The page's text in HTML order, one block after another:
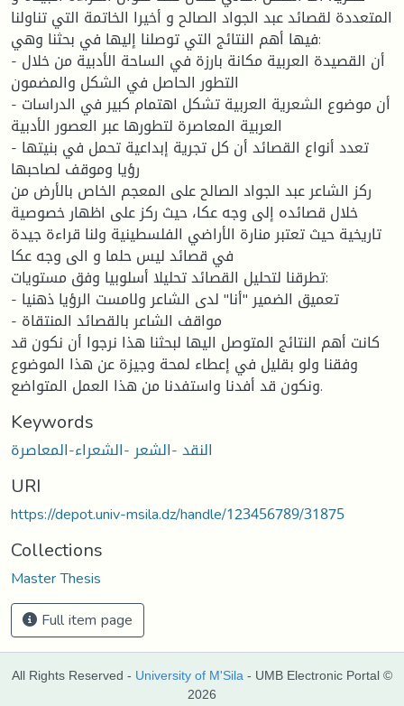
المتعددة لقصائد عبد الجواد الصالح و أخيرا الخاتمة التي تناولنا
فيها أهم النتائج التي توصلنا إليها في بحثنا وهي:
- أن القصيدة العربية مكانة بارزة في الساحة الأدبية من خلال
التطور الحاصل في الشكل والمضمون
- أن موضوع الشعرية العربية تشكل اهتمام كبير في الدراسات
العربية المعاصرة لتطورها عبر العصور الأدبية
- تعدد أنواع القصائد أن كل تجرية إبداعية تحمل في بنيتها
رؤيا وموقف لصاحبها
ركز الشاعر عبد الجواد الصالح على المعجم الخاص بالأرض من
خلال قصائده إلى وجه عكا، حيث ركز على اظهار خصوصية
تاريخية حيث تعتبر منارة الأراضي الفلسطينية ولنا قراءة جيدة
في قصائد ليس حلما و الى وجه عكا
تطرقنا لتحليل القصائد تحليلا أسلوبيا وفق مستويات:
- تعميق الضمير "أنا" لدى الشاعر ولامست الرؤيا ذهنيا
- مواقف الشاعر بالقصائد المنتقاة
كانت أهم النتائج المتوصل اليها لبحثنا هذا نرجوا أن نكون قد
وفقنا ولو بقليل في إعطاء لمحة وجيزة عن هذا الموضوع
ونكون قد أفدنا واستفدنا من هذا العمل المتواضع.
Keywords
النقد -الشعر -الشعراء-المعاصرة
URI
https://depot.univ-msila.dz/handle/123456789/31875
Collections
Master Thesis
Full item page
All Rights Reserved - University of M'Sila - UMB Electronic Portal ©
2026